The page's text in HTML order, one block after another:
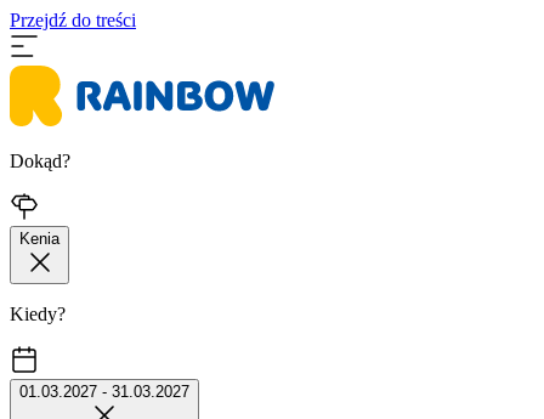
Przejdź do treści
Dokąd?
Kenia
Kiedy?
01.03.2027 - 31.03.2027